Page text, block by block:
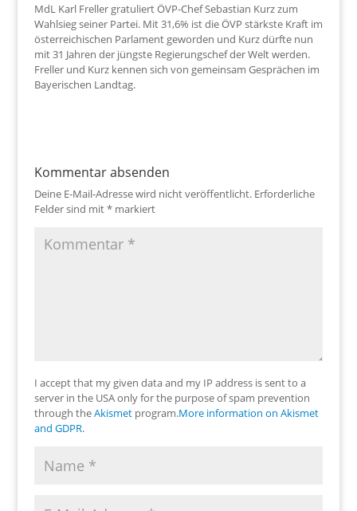
MdL Karl Freller gratuliert ÖVP-Chef Sebastian Kurz zum
Wahlsieg seiner Partei. Mit 31,6% ist die ÖVP stärkste Kraft im
österreichischen Parlament geworden und Kurz dürfte nun
mit 31 Jahren der jüngste Regierungschef der Welt werden.
Freller und Kurz kennen sich von gemeinsam Gesprächen im
Bayerischen Landtag.
Kommentar absenden
Deine E-Mail-Adresse wird nicht veröffentlicht. Erforderliche
Felder sind mit*markiert
I accept that my given data and my IP address is sent to a
server in the USA only for the purpose of spam prevention
through theAkismetprogram.More information on Akismet
and GDPR.